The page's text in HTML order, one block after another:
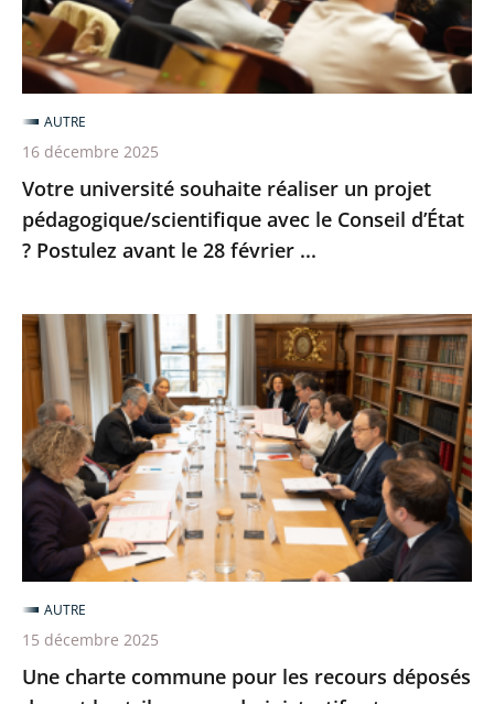
pédagogique/scientifique
avec
le
Conseil
d’État
?
Postulez
avant
le
février
...
Votre université souhaite réaliser un projet
pédagogique/scientifique avec le Conseil d’État
? Postulez avant le 28 février ...
AUTRE
16 décembre 2025
Une
charte
commune
pour
les
recours
déposés
devant
les
tribunaux
administratifs
et
cours
Une charte commune pour les recours déposés
AUTRE
15 décembre 2025